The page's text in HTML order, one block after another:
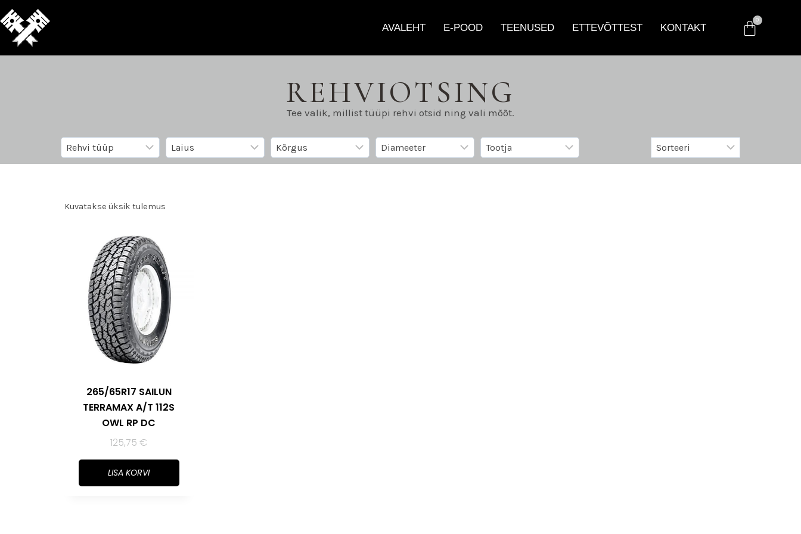
AVALEHT E-POOD TEENUSED ETTEVÕTTEST KONTAKT
REHVIOTSING
Tee valik, millist tüüpi rehvi otsid ning vali mõõt.
Kuvatakse üksik tulemus
265/65R17 SAILUN
TERRAMAX A/T 112S
OWL RP DC
125,75€
LISA KORVI